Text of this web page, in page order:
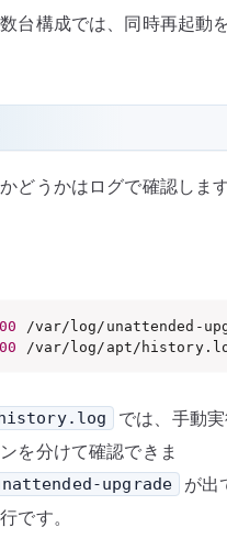
台構成では、同時再起動
どうかはログで確認します
/var/log/apt/
では、手動
を分けて確認できま
upgrade
が出
です。